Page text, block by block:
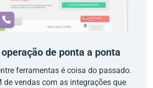
de ponta a ponta
ferramentas é coisa do passado.
de vendas com as integrações que